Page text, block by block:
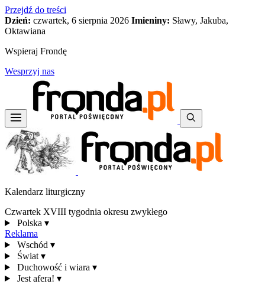
Przejdź do treści
Dzień: czwartek, 6 sierpnia 2026 Imieniny: Sławy, Jakuba,
Oktawiana
Wspieraj Frondę
Wesprzyj nas
Kalendarz liturgiczny
Czwartek XVIII tygodnia okresu zwykłego
Polska ▾
Reklama
Wschód ▾
Świat ▾
Duchowość i wiara ▾
Jest afera! ▾